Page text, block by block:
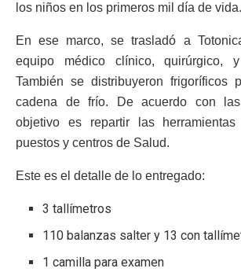
los niños en los primeros mil día de vida.
En ese marco, se trasladó a
equipo médico clínico, quirúrgico, y
También se distribuyeron frigoríficos
cadena de frío. De acuerdo con las
objetivo es repartir las herramientas
puestos y centros de Salud.
Este es el detalle de lo entregado:
3 tallímetros
110 balanzas salter y 13 con
1 camilla para examen